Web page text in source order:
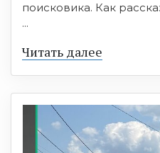
поисковика. Как
...
Читать далее